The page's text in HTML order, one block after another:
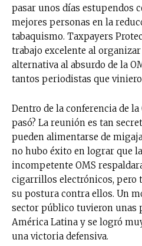
pasar unos días estupendos
mejores personas en la
tabaquismo. Taxpayers
trabajo excelente al
alternativa al absurdo de la
tantos periodistas que
Dentro de la conferencia de la
pasó? La reunión es tan
pueden alimentarse de
no hubo éxito en lograr que
incompetente OMS
cigarrillos electrónicos, pero
su postura contra ellos. Un
sector público tuvieron unas
América Latina y se logró
una victoria defensiva.